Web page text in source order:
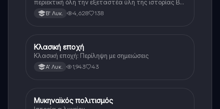
περιεκτική όλη την εξεταστέα ύλη της ιστορίας Β
λυκείου για τα πρώτα 3 Κεφάλαια, δηλαδή την
μισή ύλη. Το έγγραφο έχει γραφτεί με προσοχή και
Β' Λυκ. 4,628 138
Ιστορία
Κλασική εποχή
Κλασική εποχή: Περίληψη με σημειώσεις
Α' Λυκ. 1,943 43
Ιστορία
Μυκηναϊκός πολιτισμός